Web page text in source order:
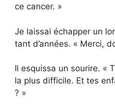
ce cancer. »
Je laissai échapper un
tant d’années. « Merci,
Il esquissa un sourire. «
la plus difficile. Et tes
? »